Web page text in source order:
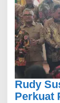
Rudy
Perkuat